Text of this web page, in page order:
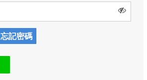
忘記密碼